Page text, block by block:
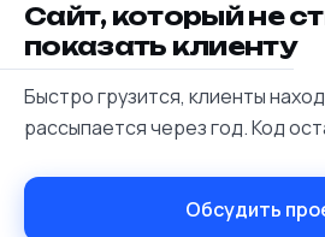
Сайт, который не
показать клиенту
Быстро грузится, клиенты
рассыпается через год. Код
Обсудить